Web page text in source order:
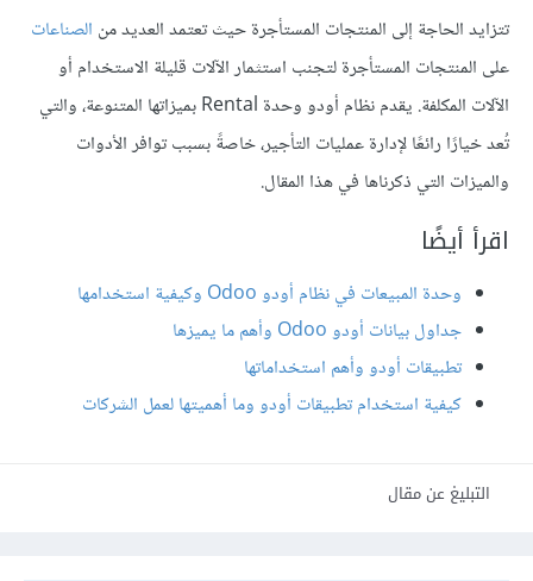
تتزايد الحاجة إلى المنتجات المستأجرة حيث تعتمد العديد من الصناعات
على المنتجات المستأجرة لتجنب استثمار الآلات قليلة الاستخدام أو
الآلات المكلفة. يقدم نظام أودو وحدة Rental بميزاتها المتنوعة، والتي
تُعد خيارًا رائعًا لإدارة عمليات التأجير، خاصةً بسبب توافر الأدوات
والميزات التي ذكرناها في هذا المقال.
اقرأ أيضًا
وحدة المبيعات في نظام أودو Odoo وكيفية استخدامها
جداول بيانات أودو Odoo وأهم ما يميزها
تطبيقات أودو وأهم استخداماتها
كيفية استخدام تطبيقات أودو وما أهميتها لعمل الشركات
التبليغ عن مقال